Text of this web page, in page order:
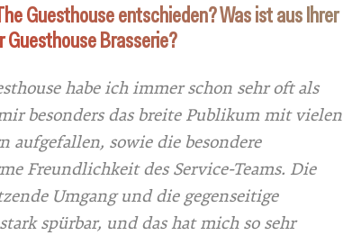
Guesthouse entschieden? Was ist aus Ihrer
Brasserie?
habe ich immer schon sehr oft als
besonders das breite Publikum mit vielen
aufgefallen, sowie die besondere
Freundlichkeit des Service-Teams. Die
Umgang und die gegenseitige
spürbar, und das hat mich so sehr